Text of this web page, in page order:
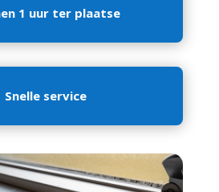
1 uur ter plaatse
Snelle service